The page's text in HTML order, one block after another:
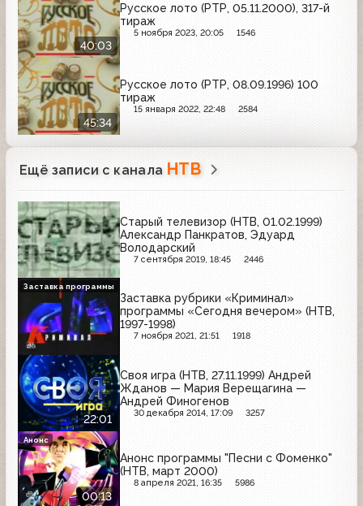
40:03
Русское лото (РТР, 05.11.2000), 317-й
тираж
5 ноября 2023, 20:05 1546
45:34
Русское лото (РТР, 08.09.1996) 100
тираж
15 января 2022, 22:48 2584
Ещё записи с канала НТВ
Старый телевизор (НТВ, 01.02.1999)
Александр Панкратов, Эдуард
Володарский
7 сентября 2019, 18:45 2446
Заставка рубрики «Криминал»
программы «Сегодня вечером» (НТВ,
1997-1998)
7 ноября 2021, 21:51 1918
Заставка программы
22:01
Своя игра (НТВ, 27.11.1999) Андрей
Жданов — Мария Верещагина —
Андрей Финогенов
30 декабря 2014, 17:09 3257
00:13
Анонс программы "Песни с Фоменко"
(НТВ, март 2000)
8 апреля 2021, 16:35 5986
Анонс